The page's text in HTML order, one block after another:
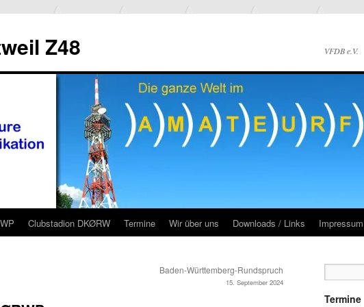
Z48 VFDB e.V.
Clubstadion DKØRW Termine Wir über uns Downloads / Links Impressum
Baden-Württemberg-Rundspruch
15. September 2024
Termine